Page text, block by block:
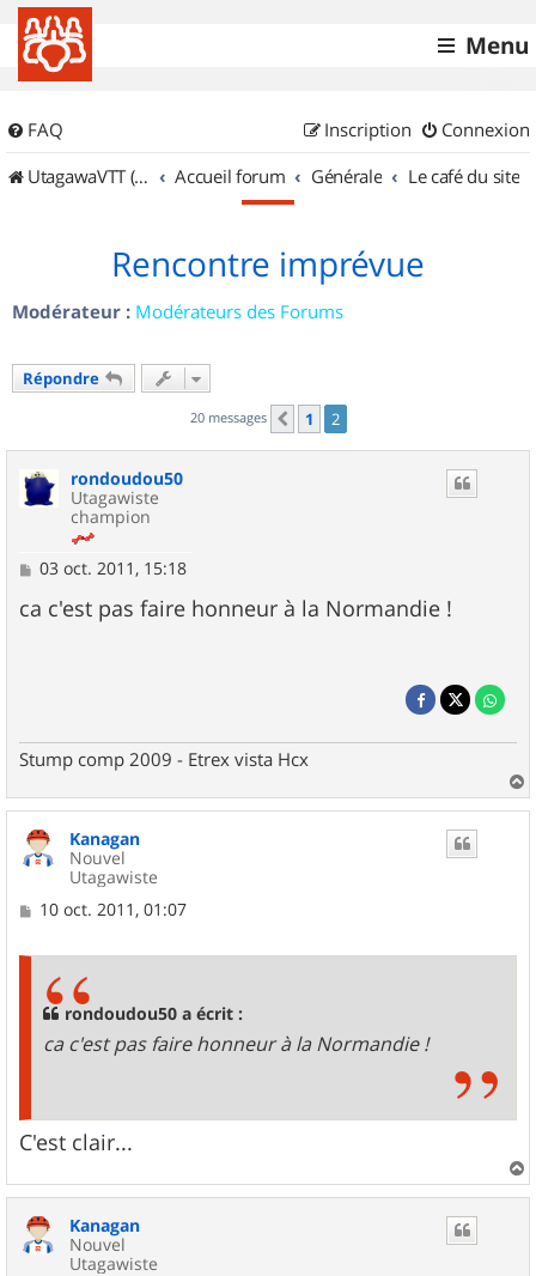
Menu
FAQ Connexion
Inscription
UtagawaVTT (Randos VTT et VTTAE avec traces GPS)
Accueil forum Générale Le café du site
Rencontre imprévue
Modérateur : Modérateurs des Forums
Répondre
20 messages Précédent
1 2
rondoudou50
Utagawiste
champion
M
s
s
03 oct. 2011, 15:18
ca c'est pas faire honneur à la Normandie !
Stump comp 2009 - Etrex vista Hcx
a
Kanagan
Nouvel
Utagawiste
M10 oct. 2011, 01:07
rondoudou50 a écrit :
ca c'est pas faire honneur à la Normandie !
C'est clair...
a
Kanagan
Nouvel
Utagawiste